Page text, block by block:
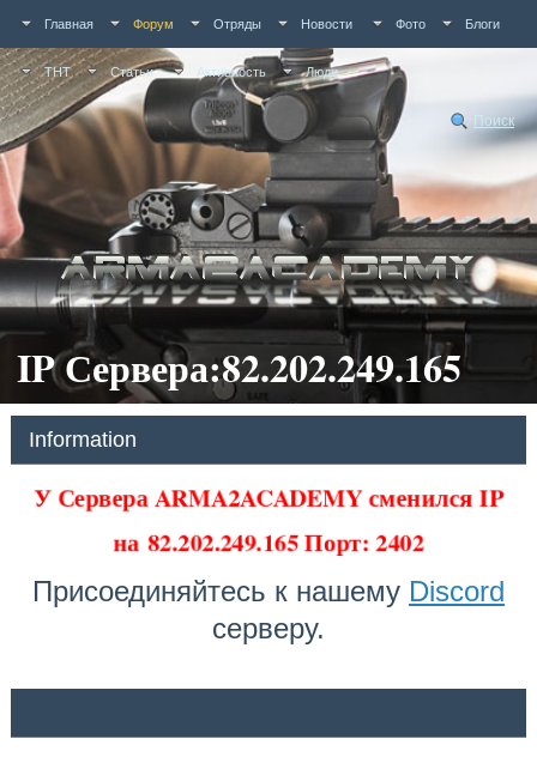
Главная Форум Отряды Новости Фото Блоги
ТНТ Статьи Активность Люди
Поиск
IP Сервера:82.202.249.165
Information
У Сервера ARMA2ACADEMY сменился IP
на 82.202.249.165 Порт: 2402
Присоединяйтесь к нашему Discord
серверу.